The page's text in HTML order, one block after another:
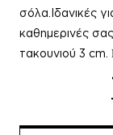
σόλα.Ιδανικές
καθημερινές
τακουνιού 3 cm.